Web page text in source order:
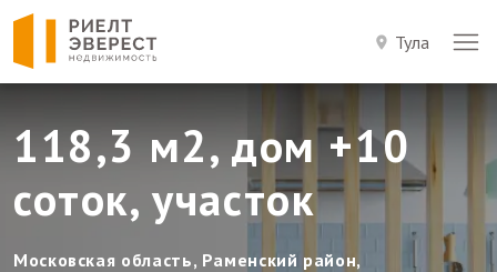
Тула
118,3 м2, дом +10
соток, участок
Московская область, Раменский район,